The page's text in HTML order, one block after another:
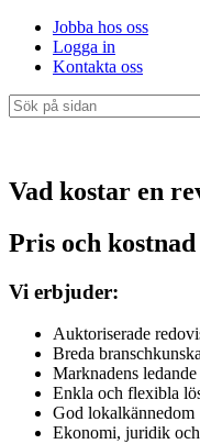
Jobba hos oss
Logga in
Kontakta oss
Vad kostar en
Pris och
Vi erbjuder:
Auktoriserade
Breda
Marknadens ledande
Enkla och flexibla
God lokalkännedom
Ekonomi, juridik